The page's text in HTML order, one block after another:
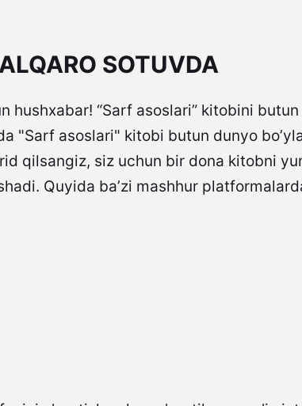
SOTUVDA
hushxabar! “Sarf asoslari” kitobini
"Sarf asoslari" kitobi butun dunyo
qilsangiz, siz uchun bir dona kitobni
Quyida ba’zi mashhur